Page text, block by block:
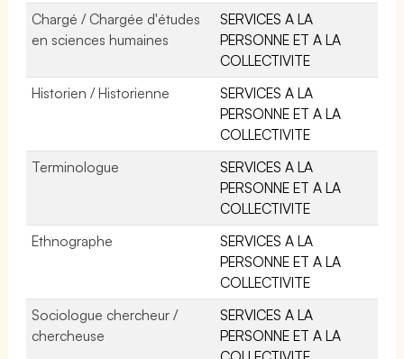
Chargé / Chargée d'études
en sciences humaines
SERVICES A LA
PERSONNE ET A LA
COLLECTIVITE
Historien / Historienne
SERVICES A LA
PERSONNE ET A LA
COLLECTIVITE
Terminologue
SERVICES A LA
PERSONNE ET A LA
COLLECTIVITE
Ethnographe
SERVICES A LA
PERSONNE ET A LA
COLLECTIVITE
Sociologue chercheur /
chercheuse
SERVICES A LA
PERSONNE ET A LA